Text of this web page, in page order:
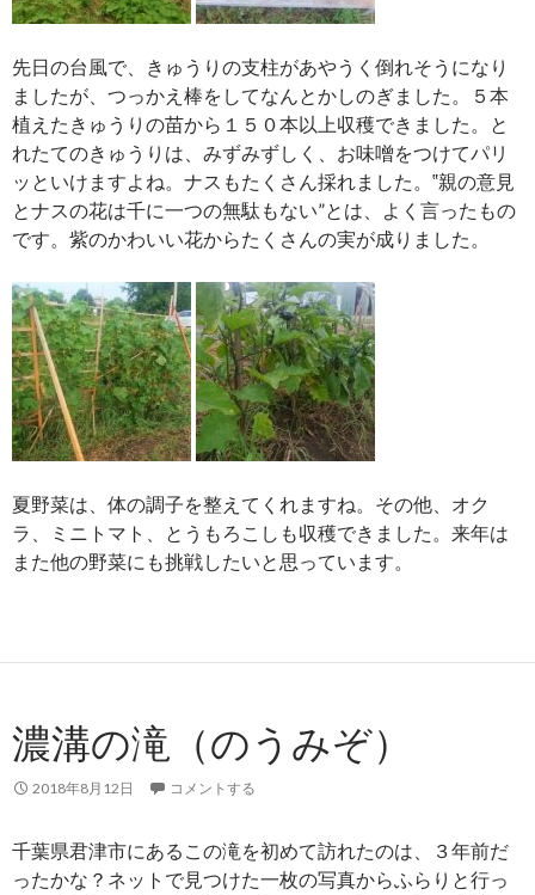
先日の台風で、きゅうりの支柱があやうく倒れそうになり
ましたが、つっかえ棒をしてなんとかしのぎました。５本
植えたきゅうりの苗から１５０本以上収穫できました。と
れたてのきゅうりは、みずみずしく、お味噌をつけてパリ
ッといけますよね。ナスもたくさん採れました。‟親の意見
とナスの花は千に一つの無駄もない”とは、よく言ったもの
です。紫のかわいい花からたくさんの実が成りました。
夏野菜は、体の調子を整えてくれますね。その他、オク
ラ、ミニトマト、とうもろこしも収穫できました。来年は
また他の野菜にも挑戦したいと思っています。
濃溝の滝（のうみぞ）
2018年8月12日 コメントする
千葉県君津市にあるこの滝を初めて訪れたのは、３年前だ
ったかな？ネットで見つけた一枚の写真からふらりと行っ